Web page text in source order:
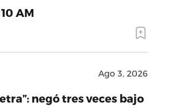
AM
Ago 3, 2026
negó tres veces bajo